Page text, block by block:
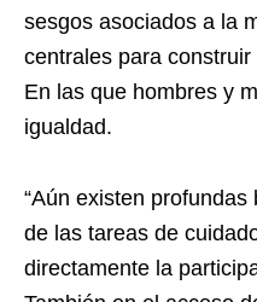
sesgos asociados a la
centrales para
En las que hombres y
igualdad.
“Aún existen
de las tareas de
directamente la